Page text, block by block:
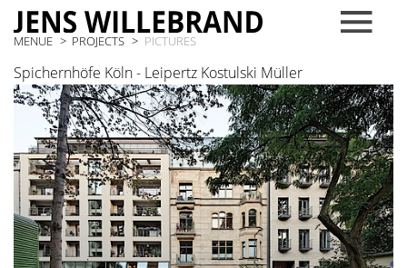
MENUE PROJECTS PICTURES
Spichernhöfe Köln - Leipertz Kostulski Müller